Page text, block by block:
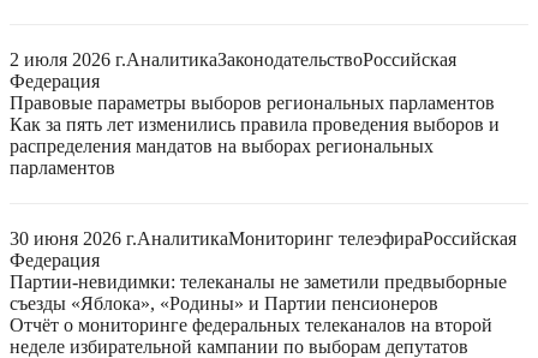
2 июля 2026 г.АналитикаЗаконодательствоРоссийская
Федерация
Правовые параметры выборов региональных парламентов
Как за пять лет изменились правила проведения выборов и
распределения мандатов на выборах региональных
парламентов
30 июня 2026 г.АналитикаМониторинг телеэфираРоссийская
Федерация
Партии-невидимки: телеканалы не заметили предвыборные
съезды «Яблока», «Родины» и Партии пенсионеров
Отчёт о мониторинге федеральных телеканалов на второй
неделе избирательной кампании по выборам депутатов